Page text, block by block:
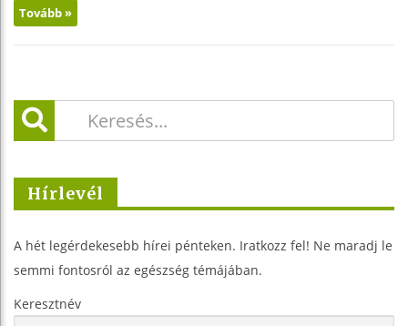
Tovább »
Hírlevél
A hét legérdekesebb hírei pénteken. Iratkozz fel! Ne maradj le
semmi fontosról az egészség témájában.
Keresztnév